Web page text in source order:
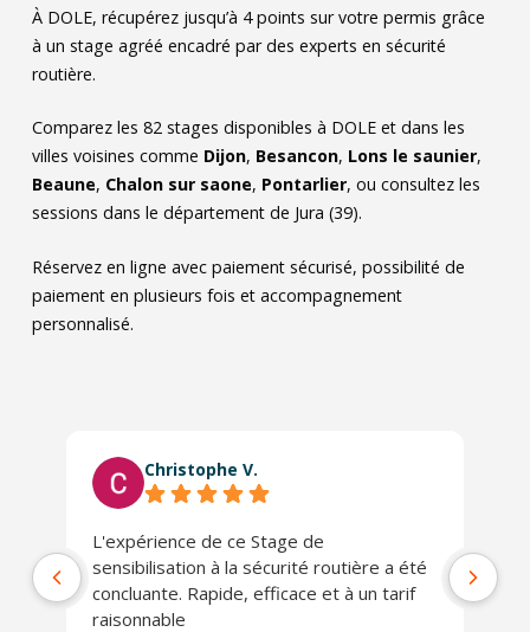
À DOLE, récupérez jusqu’à 4 points sur votre permis grâce
à un stage agréé encadré par des experts en sécurité
routière.
Comparez les 82stages disponibles à DOLE et dans les
villes voisines comme Dijon, Besancon, Lons le saunier,
Beaune, Chalon sur saone, Pontarlier, ou consultez les
sessions dans le département de Jura (39).
Réservez en ligne avec paiement sécurisé, possibilité de
paiement en plusieurs fois et accompagnement
personnalisé.
Christophe V.
L'expérience de ce Stage de
sensibilisation à la sécurité routière a été
concluante. Rapide, efficace et à un tarif
raisonnable